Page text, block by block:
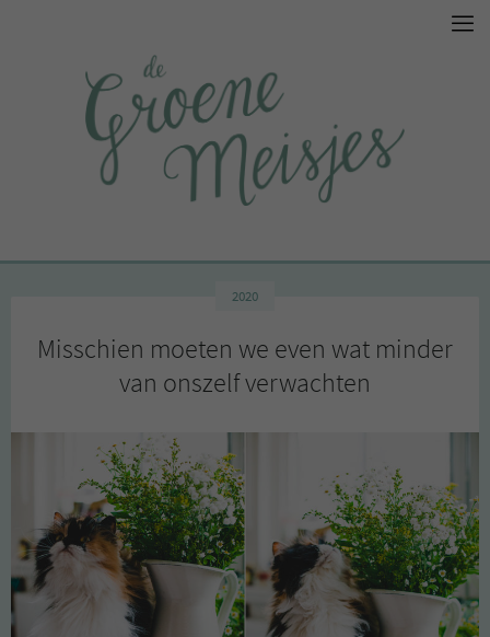
2020
Misschien moeten we even wat minder
van onszelf verwachten